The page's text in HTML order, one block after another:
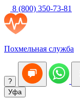
8 (800) 350-73-81
Похмельная служба
?
Уфа